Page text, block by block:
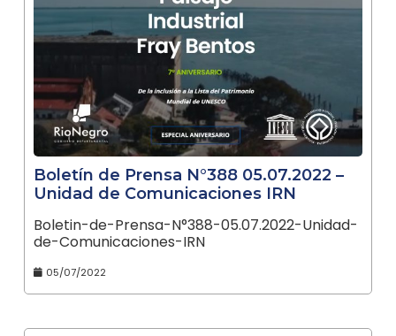
Boletín de Prensa N°388 05.07.2022 –
Unidad de Comunicaciones IRN
Boletin-de-Prensa-N°388-05.07.2022-Unidad-
de-Comunicaciones-IRN
05/07/2022